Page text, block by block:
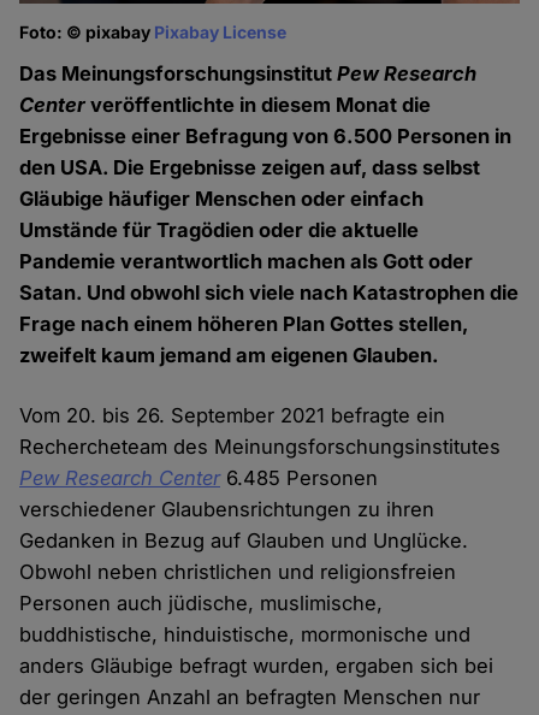
Foto: © pixabay Pixabay License
Das MeinungsforschungsinstitutPew Research
Center veröffentlichte in diesem Monat die
Ergebnisse einer Befragung von 6.500 Personen in
den USA. Die Ergebnisse zeigen auf, dass selbst
Gläubige häufiger Menschen oder einfach
Umstände für Tragödien oder die aktuelle
Pandemie verantwortlich machen als Gott oder
Satan. Und obwohl sich viele nach Katastrophen die
Frage nach einem höheren Plan Gottes stellen,
zweifelt kaum jemand am eigenen Glauben.
Vom 20. bis 26. September 2021 befragte ein
Rechercheteam des Meinungsforschungsinstitutes
Pew Research Center6.485 Personen
verschiedener Glaubensrichtungen zu ihren
Gedanken in Bezug auf Glauben und Unglücke.
Obwohl neben christlichen und religionsfreien
Personen auch jüdische, muslimische,
buddhistische, hinduistische, mormonische und
anders Gläubige befragt wurden, ergaben sich bei
der geringen Anzahl an befragten Menschen nur